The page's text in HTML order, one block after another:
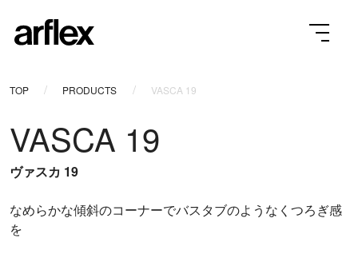
TOP PRODUCTS VASCA 19
VASCA 19
ヴァスカ 19
なめらかな傾斜のコーナーでバスタブのようなくつろぎ感
を